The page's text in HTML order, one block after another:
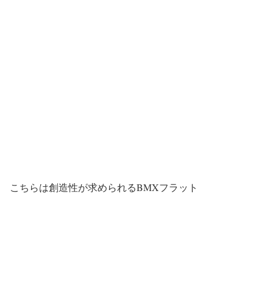
こちらは創造性が求められるBMXフラット